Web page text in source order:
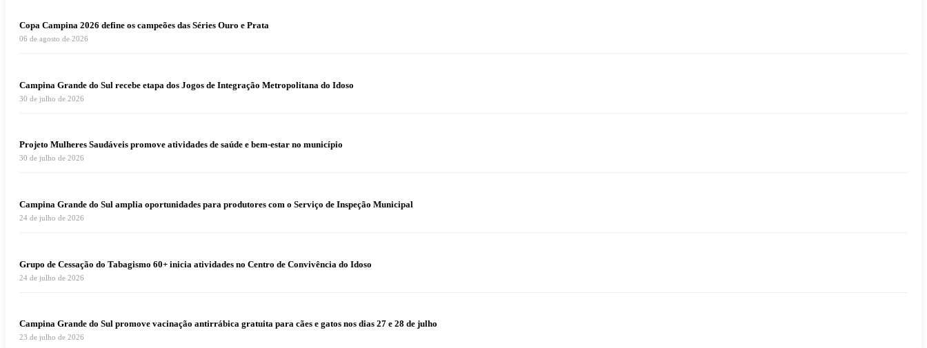
Copa Campina 2026 define os campeões das Séries Ouro e Prata
06 de agosto de 2026
Campina Grande do Sul recebe etapa dos Jogos de Integração Metropolitana do Idoso
30 de julho de 2026
Projeto Mulheres Saudáveis promove atividades de saúde e bem-estar no município
30 de julho de 2026
Campina Grande do Sul amplia oportunidades para produtores com o Serviço de Inspeção Municipal
24 de julho de 2026
Grupo de Cessação do Tabagismo 60+ inicia atividades no Centro de Convivência do Idoso
24 de julho de 2026
Campina Grande do Sul promove vacinação antirrábica gratuita para cães e gatos nos dias 27 e 28 de julho
23 de julho de 2026